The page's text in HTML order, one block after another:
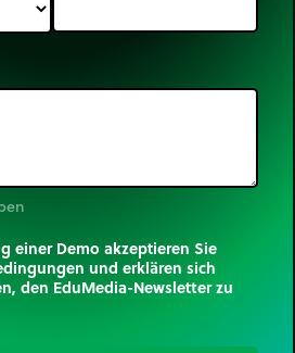
einer Demo akzeptieren Sie
und erklären sich
den EduMedia-Newsletter zu